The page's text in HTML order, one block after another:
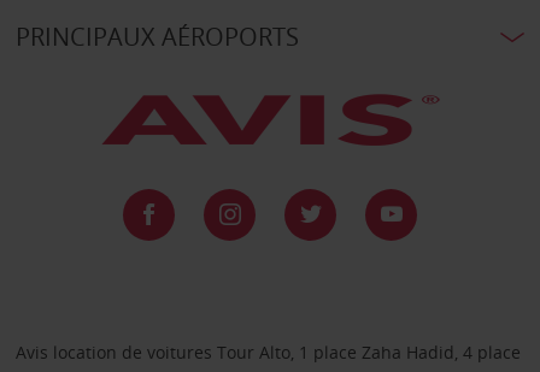
PRINCIPAUX AÉROPORTS
Avis location de voitures Tour Alto, 1 place Zaha Hadid, 4 place